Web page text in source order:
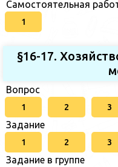
Самостоятельная
1
§16-17.
Вопрос
1 2 3
Задание
1 2 3
Задание в группе